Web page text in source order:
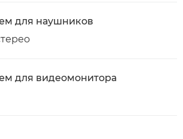
для наушников
для видеомонитора